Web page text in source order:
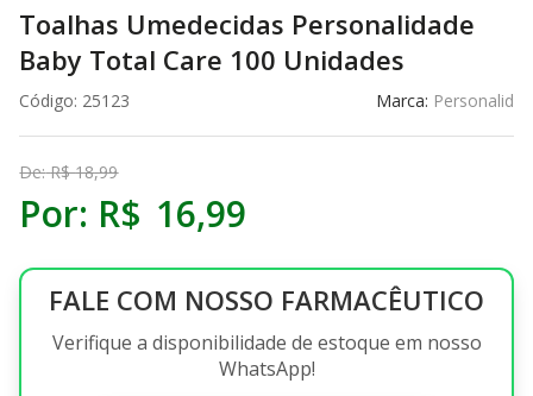
Toalhas Umedecidas Personalidade
Baby Total Care 100 Unidades
Marca: Personalid
Código: 25123
De: R$18,99
Por: R$ 16,99
FALE COM NOSSO FARMACÊUTICO
Verifique a disponibilidade de estoque em nosso
WhatsApp!